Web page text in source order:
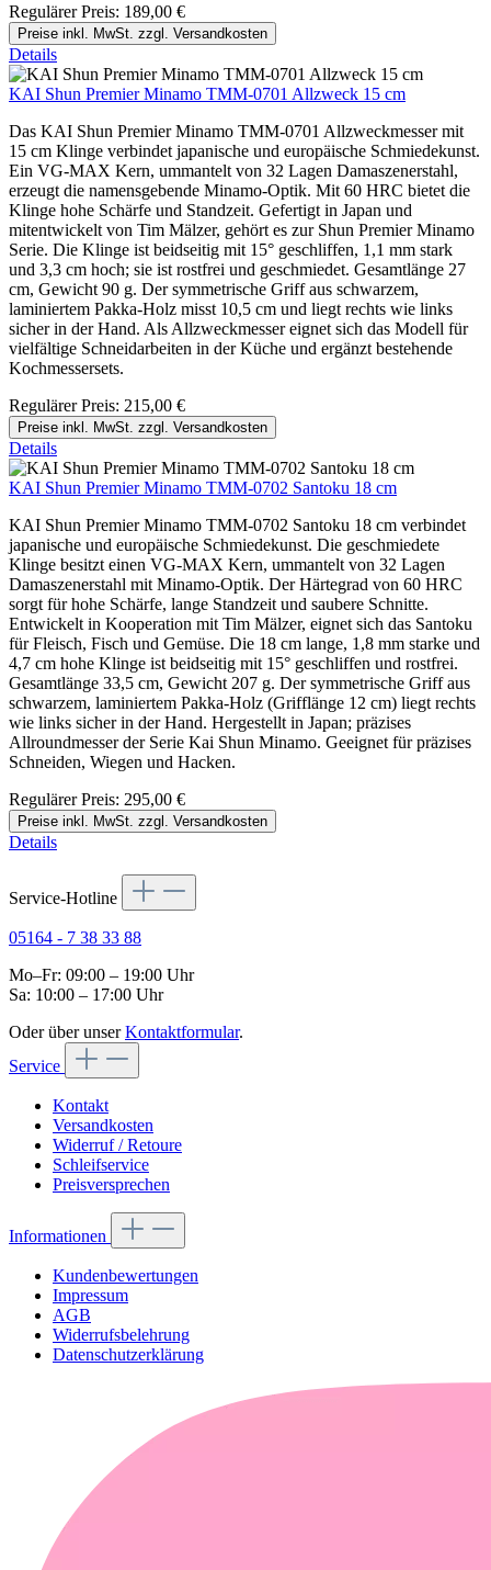
Regulärer Preis: 189,00 €
Preise inkl. MwSt. zzgl. Versandkosten
Details
KAI Shun Premier Minamo TMM-0701 Allzweck 15 cm
Das KAI Shun Premier Minamo TMM-0701 Allzweckmesser mit
15 cm Klinge verbindet japanische und europäische Schmiedekunst.
Ein VG‑MAX Kern, ummantelt von 32 Lagen Damaszenerstahl,
erzeugt die namensgebende Minamo-Optik. Mit 60 HRC bietet die
Klinge hohe Schärfe und Standzeit. Gefertigt in Japan und
mitentwickelt von Tim Mälzer, gehört es zur Shun Premier Minamo
Serie. Die Klinge ist beidseitig mit 15° geschliffen, 1,1 mm stark
und 3,3 cm hoch; sie ist rostfrei und geschmiedet. Gesamtlänge 27
cm, Gewicht 90 g. Der symmetrische Griff aus schwarzem,
laminiertem Pakka-Holz misst 10,5 cm und liegt rechts wie links
sicher in der Hand. Als Allzweckmesser eignet sich das Modell für
vielfältige Schneidarbeiten in der Küche und ergänzt bestehende
Kochmessersets.
Regulärer Preis: 215,00 €
Preise inkl. MwSt. zzgl. Versandkosten
Details
KAI Shun Premier Minamo TMM-0702 Santoku 18 cm
KAI Shun Premier Minamo TMM-0702 Santoku 18 cm verbindet
japanische und europäische Schmiedekunst. Die geschmiedete
Klinge besitzt einen VG‑MAX Kern, ummantelt von 32 Lagen
Damaszenerstahl mit Minamo‑Optik. Der Härtegrad von 60 HRC
sorgt für hohe Schärfe, lange Standzeit und saubere Schnitte.
Entwickelt in Kooperation mit Tim Mälzer, eignet sich das Santoku
für Fleisch, Fisch und Gemüse. Die 18 cm lange, 1,8 mm starke und
4,7 cm hohe Klinge ist beidseitig mit 15° geschliffen und rostfrei.
Gesamtlänge 33,5 cm, Gewicht 207 g. Der symmetrische Griff aus
schwarzem, laminiertem Pakka-Holz (Grifflänge 12 cm) liegt rechts
wie links sicher in der Hand. Hergestellt in Japan; präzises
Allroundmesser der Serie Kai Shun Minamo. Geeignet für präzises
Schneiden, Wiegen und Hacken.
Regulärer Preis: 295,00 €
Preise inkl. MwSt. zzgl. Versandkosten
Details
Service-Hotline
05164 - 7 38 33 88
Mo–Fr: 09:00 – 19:00 Uhr
Sa: 10:00 – 17:00 Uhr
Oder über unserKontaktformular.
Service
Kontakt
Versandkosten
Widerruf / Retoure
Schleifservice
Preisversprechen
Informationen
Kundenbewertungen
Impressum
AGB
Widerrufsbelehrung
Datenschutzerklärung